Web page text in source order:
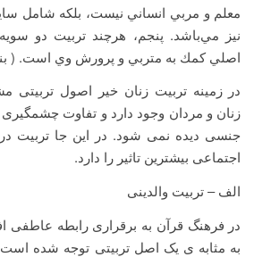
معلم و مربي انساني نيست، بلكه شامل
نيز مي‌باشد. پنجم، هرچند تربيت دو
اصلي كمك به متربي و پرورش وي است. ( بناری ،
در زمینه تربیت زنان خیر اصول
زنان و مردان وجود دارد و تفاوت
جنسی دیده نمی شود. در این جا تربیت در
اجتماعی بیشترین تاثیر را دارد.
الف – تربیت والدینی
در فرهنگ قرآن به برقراری رابطه عاطفی
به مثابه ی یک اصل تربیتی توجه شده است